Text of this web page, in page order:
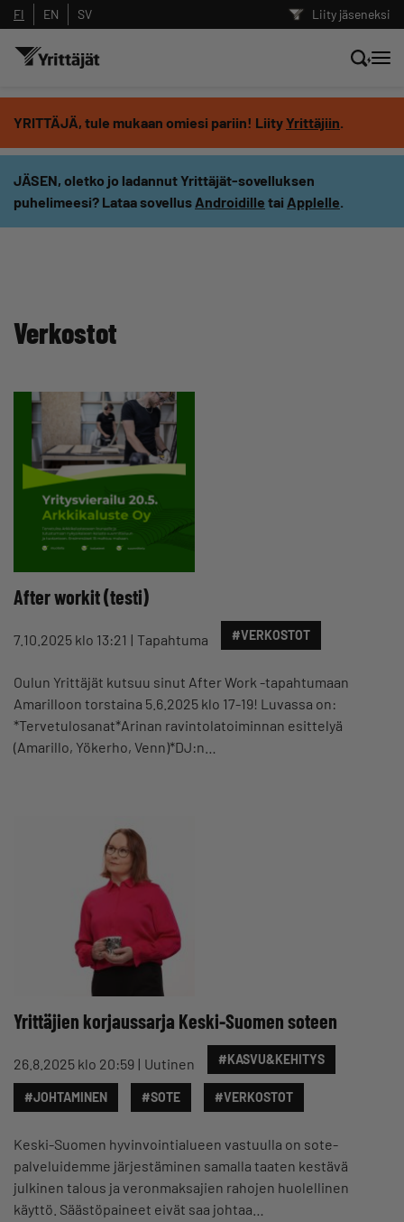
Liity jäseneksi
FI EN SV
YRITTÄJÄ, tule mukaan omiesi pariin! LiityYrittäjiin.
JÄSEN, oletko jo ladannut Yrittäjät-sovelluksen
puhelimeesi? Lataa sovellus Androidille tai Applelle.
Verkostot
After workit (testi)
7.10.2025 klo 13:21 Tapahtuma #VERKOSTOT
Oulun Yrittäjät kutsuu sinut After Work -tapahtumaan
Amarilloon torstaina 5.6.2025 klo 17-19! Luvassa on:
*Tervetulosanat*Arinan ravintolatoiminnan esittelyä
(Amarillo, Yökerho, Venn)*DJ:n…
Yrittäjien korjaussarja Keski-Suomen soteen
26.8.2025 klo 20:59 Uutinen #KASVU&KEHITYS
#JOHTAMINEN #SOTE #VERKOSTOT
Keski-Suomen hyvinvointialueen vastuulla on sote-
palveluidemme järjestäminen samalla taaten kestävä
julkinen talous ja veronmaksajien rahojen huolellinen
käyttö. Säästöpaineet eivät saa johtaa…
Hae sivustolta tai kysy suoraan
Yrittäjien tekoälyltä